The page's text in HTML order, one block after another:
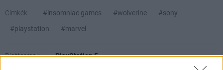
Címkék: #insomniac games #wolverine
#sony
#playstation
#marvel
Platformok: PlayStation 5